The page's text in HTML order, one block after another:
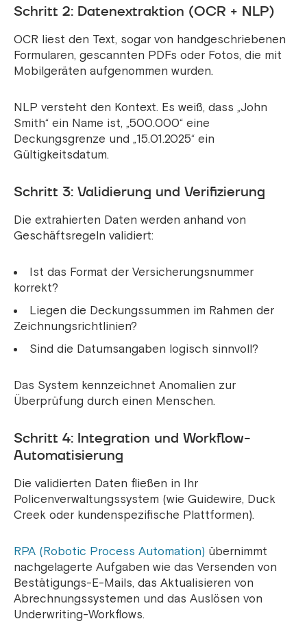
Schritt 2: Datenextraktion (OCR + NLP)
OCR liest den Text, sogar von handgeschriebenen
Formularen, gescannten PDFs oder Fotos, die mit
Mobilgeräten aufgenommen wurden.
NLP versteht den Kontext. Es weiß, dass „John
Smith“ ein Name ist, „500.000“ eine
Deckungsgrenze und „15.01.2025“ ein
Gültigkeitsdatum.
Schritt 3: Validierung und Verifizierung
Die extrahierten Daten werden anhand von
Geschäftsregeln validiert:
Ist das Format der Versicherungsnummer
korrekt?
Liegen die Deckungssummen im Rahmen der
Zeichnungsrichtlinien?
Sind die Datumsangaben logisch sinnvoll?
Das System kennzeichnet Anomalien zur
Überprüfung durch einen Menschen.
Schritt 4: Integration und Workflow-
Automatisierung
Die validierten Daten fließen in Ihr
Policenverwaltungssystem (wie Guidewire, Duck
Creek oder kundenspezifische Plattformen).
RPA (Robotic Process Automation) übernimmt
nachgelagerte Aufgaben wie das Versenden von
Bestätigungs-E-Mails, das Aktualisieren von
Abrechnungssystemen und das Auslösen von
Underwriting-Workflows.